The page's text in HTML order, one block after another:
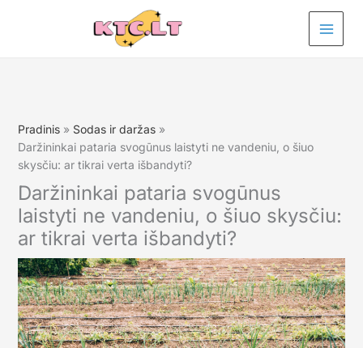
Pradinis
Sodas ir daržas
Daržininkai pataria svogūnus laistyti ne vandeniu, o šiuo
skysčiu: ar tikrai verta išbandyti?
Daržininkai pataria svogūnus
laistyti ne vandeniu, o šiuo skysčiu:
ar tikrai verta išbandyti?